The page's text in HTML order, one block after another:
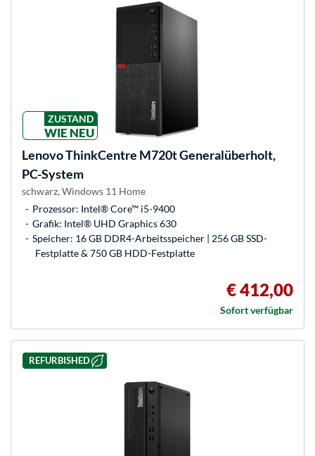
ZUSTAND
WIE NEU
LenovoThinkCentre M720t Generalüberholt,
PC-System
schwarz, Windows 11 Home
Prozessor: Intel® Core™ i5-9400
Grafik: Intel® UHD Graphics 630
Speicher: 16 GB DDR4-Arbeitsspeicher | 256 GB SSD-
Festplatte & 750 GB HDD-Festplatte
€ 412,00
Sofort verfügbar
REFURBISHED